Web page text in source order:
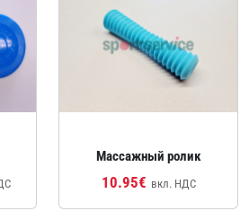
Массажный ролик
10.95€ вкл. НДС